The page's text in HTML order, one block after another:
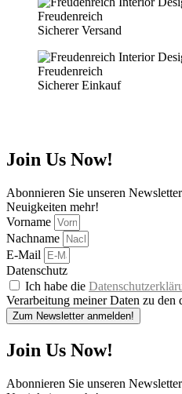
Sicherer Versand
Sicherer Einkauf
Join Us Now!
Abonnieren Sie unseren
Neuigkeiten mehr!
Vorname
Nachname
E-Mail
Datenschutz
Ich habe die
Verarbeitung meiner Daten zu den
Zum Newsletter anmelden!
Join Us Now!
Abonnieren Sie unseren